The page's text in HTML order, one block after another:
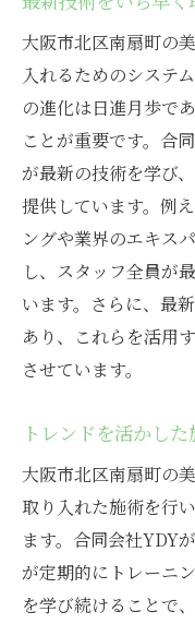
大阪市北区南扇町の
入れるためのシステ
の進化は日進月歩で
ことが重要です。合
が最新の技術を学び
提供しています。例
ングや業界のエキス
し、スタッフ全員が
います。さらに、最
あり、これらを活用
させています。
トレンドを活かし
大阪市北区南扇町の
取り入れた施術を行
ます。合同会社YDY
が定期的にトレーニ
を学び続けることで